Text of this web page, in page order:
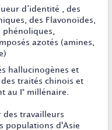
d’identité , des
des Flavonoïdes,
azotés (amines,
hallucinogènes et
traités chinois et
au I° millénaire.
des travailleurs
populations d'Asie